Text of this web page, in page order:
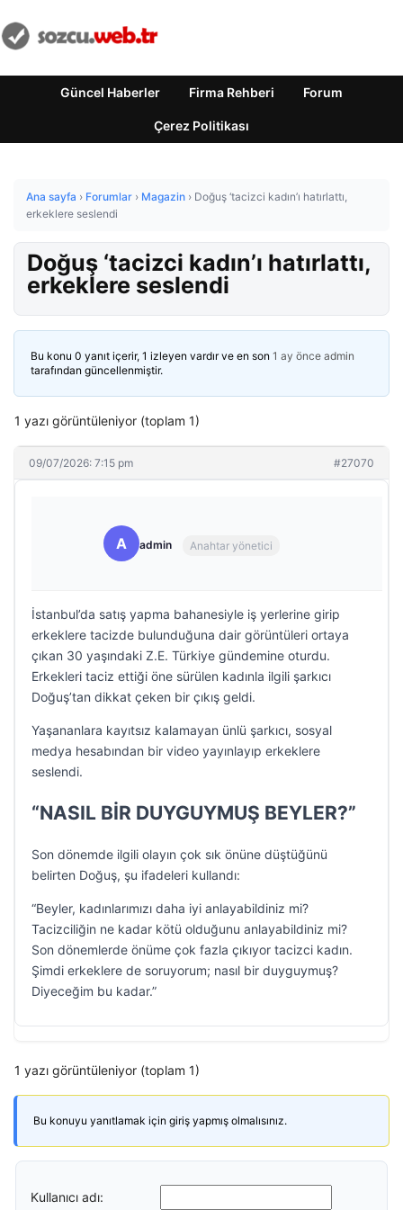
Güncel Haberler Firma Rehberi Forum
Çerez Politikası
Ana sayfa › Forumlar › Magazin › Doğuş ‘tacizci kadın’ı hatırlattı,
erkeklere seslendi
Doğuş ‘tacizci kadın’ı hatırlattı,
erkeklere seslendi
Bu konu 0 yanıt içerir, 1 izleyen vardır ve en son 1 ay önce admin
tarafından güncellenmiştir.
1 yazı görüntüleniyor (toplam 1)
09/07/2026: 7:15 pm #27070
A admin Anahtar yönetici
İstanbul’da satış yapma bahanesiyle iş yerlerine girip
erkeklere tacizde bulunduğuna dair görüntüleri ortaya
çıkan 30 yaşındaki Z.E. Türkiye gündemine oturdu.
Erkekleri taciz ettiği öne sürülen kadınla ilgili şarkıcı
Doğuş’tan dikkat çeken bir çıkış geldi.
Yaşananlara kayıtsız kalamayan ünlü şarkıcı, sosyal
medya hesabından bir video yayınlayıp erkeklere
seslendi.
“NASIL BİR DUYGUYMUŞ BEYLER?”
Son dönemde ilgili olayın çok sık önüne düştüğünü
belirten Doğuş, şu ifadeleri kullandı:
“Beyler, kadınlarımızı daha iyi anlayabildiniz mi?
Tacizciliğin ne kadar kötü olduğunu anlayabildiniz mi?
Son dönemlerde önüme çok fazla çıkıyor tacizci kadın.
Şimdi erkeklere de soruyorum; nasıl bir duyguymuş?
Diyeceğim bu kadar.”
1 yazı görüntüleniyor (toplam 1)
Bu konuyu yanıtlamak için giriş yapmış olmalısınız.
Kullanıcı adı: